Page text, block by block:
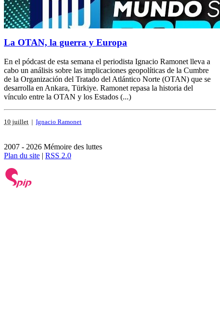
La OTAN, la guerra y Europa
En el pódcast de esta semana el periodista Ignacio Ramonet lleva a
cabo un análisis sobre las implicaciones geopolíticas de la Cumbre
de la Organización del Tratado del Atlántico Norte (OTAN) que se
desarrolla en Ankara, Türkiye. Ramonet repasa la historia del
vínculo entre la OTAN y los Estados (...)
10 juillet | Ignacio Ramonet
2007 - 2026 Mémoire des luttes
Plan du site | RSS 2.0